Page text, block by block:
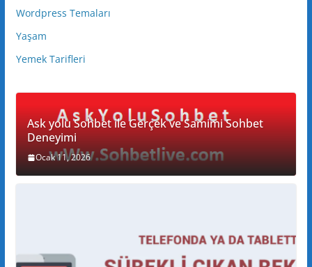
Wordpress Temaları
Yaşam
Yemek Tarifleri
Ask yolu Sohbet ile Gerçek ve Samimi Sohbet
Deneyimi
Ocak 11, 2026